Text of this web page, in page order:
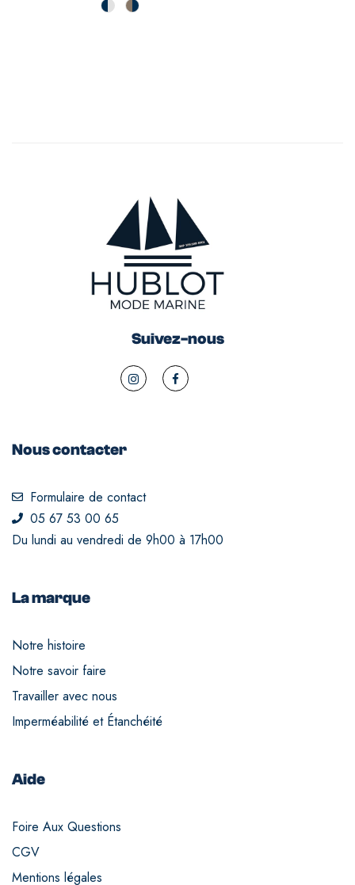
Suivez-nous
Nous contacter
Formulaire de contact
05 67 53 00 65
Du lundi au vendredi de 9h00 à 17h00
La marque
Notre histoire
Notre savoir faire
Travailler avec nous
Imperméabilité et Étanchéité
Aide
Foire Aux Questions
CGV
Mentions légales